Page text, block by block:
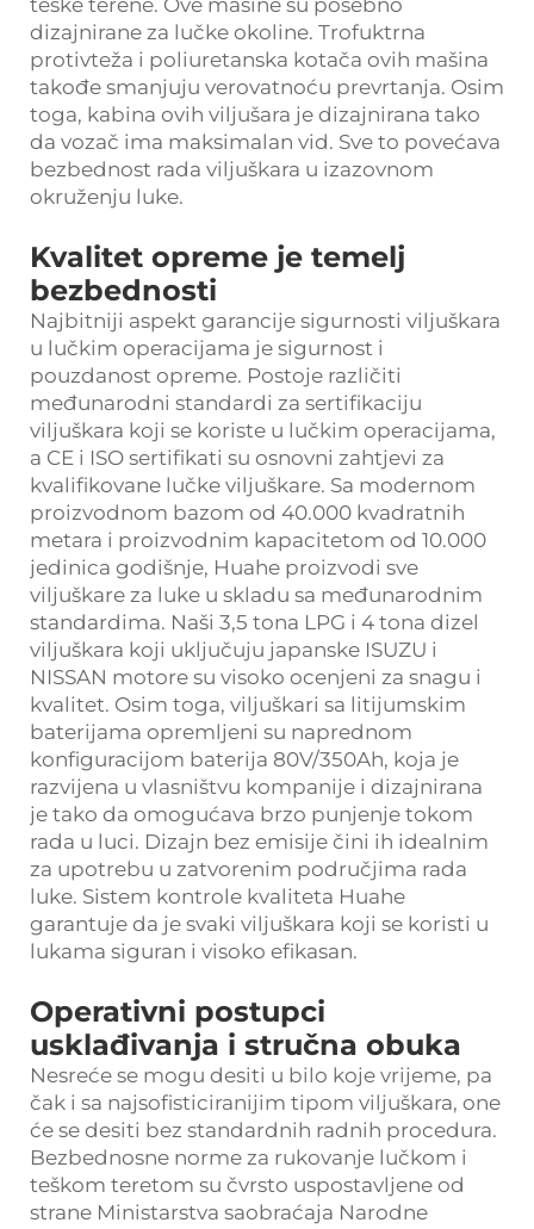
teške terene. Ove mašine su posebno
dizajnirane za lučke okoline. Trofuktrna
protivteža i poliuretanska kotača ovih mašina
takođe smanjuju verovatnoću prevrtanja. Osim
toga, kabina ovih viljušara je dizajnirana tako
da vozač ima maksimalan vid. Sve to povećava
bezbednost rada viljuškara u izazovnom
okruženju luke.
Kvalitet opreme je temelj
bezbednosti
Najbitniji aspekt garancije sigurnosti viljuškara
u lučkim operacijama je sigurnost i
pouzdanost opreme. Postoje različiti
međunarodni standardi za sertifikaciju
viljuškara koji se koriste u lučkim operacijama,
a CE i ISO sertifikati su osnovni zahtjevi za
kvalifikovane lučke viljuškare. Sa modernom
proizvodnom bazom od 40.000 kvadratnih
metara i proizvodnim kapacitetom od 10.000
jedinica godišnje, Huahe proizvodi sve
viljuškare za luke u skladu sa međunarodnim
standardima. Naši 3,5 tona LPG i 4 tona dizel
viljuškara koji uključuju japanske ISUZU i
NISSAN motore su visoko ocenjeni za snagu i
kvalitet. Osim toga, viljuškari sa litijumskim
baterijama opremljeni su naprednom
konfiguracijom baterija 80V/350Ah, koja je
razvijena u vlasništvu kompanije i dizajnirana
je tako da omogućava brzo punjenje tokom
rada u luci. Dizajn bez emisije čini ih idealnim
za upotrebu u zatvorenim područjima rada
luke. Sistem kontrole kvaliteta Huahe
garantuje da je svaki viljuškara koji se koristi u
lukama siguran i visoko efikasan.
Operativni postupci
usklađivanja i stručna obuka
Nesreće se mogu desiti u bilo koje vrijeme, pa
čak i sa najsofisticiranijim tipom viljuškara, one
će se desiti bez standardnih radnih procedura.
Bezbednosne norme za rukovanje lučkom i
teškom teretom su čvrsto uspostavljene od
strane Ministarstva saobraćaja Narodne